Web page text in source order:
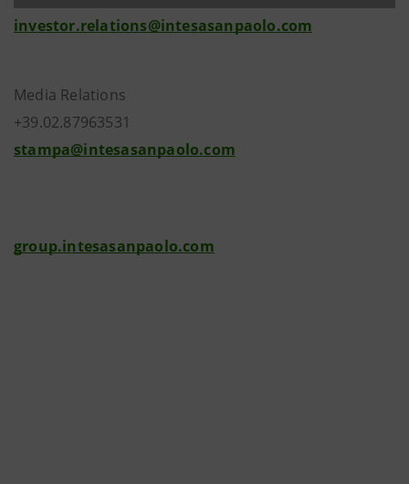
investor.relations@intesasanpaolo.com
Media Relations
+39.02.87963531
stampa@intesasanpaolo.com
group.intesasanpaolo.com